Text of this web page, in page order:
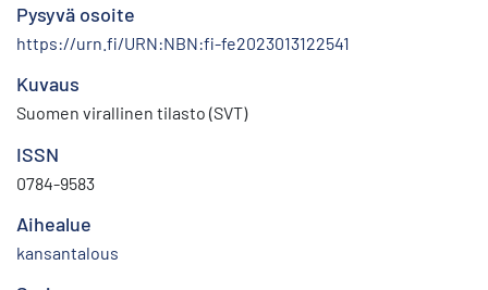
Pysyvä osoite
https://urn.fi/URN:NBN:fi-fe2023013122541
Kuvaus
Suomen virallinen tilasto (SVT)
ISSN
0784-9583
Aihealue
kansantalous